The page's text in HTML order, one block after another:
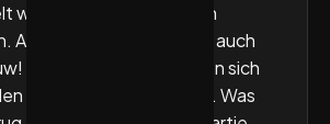
worden, gleichwohl noch
Angeschlagen – das galt auch
Beide TuS-Asse stellten sich
Dienst der Mannschaft. Was